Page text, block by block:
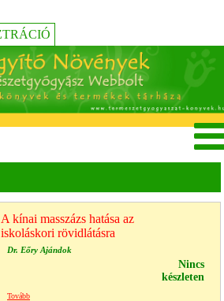
A kínai masszázs hatása az
iskoláskori rövidlátásra
Dr. Eőry Ajándok
Nincs
készleten
Tovább